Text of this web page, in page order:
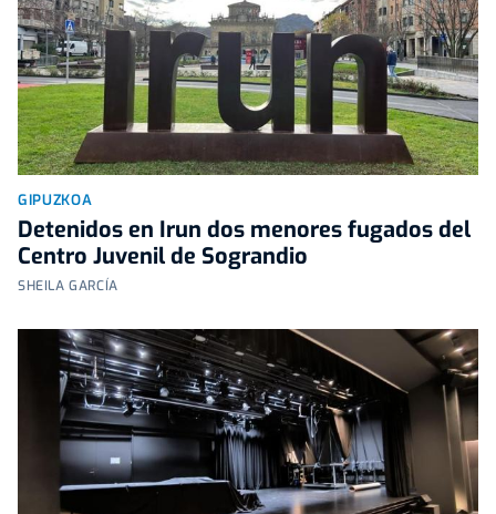
GIPUZKOA
Detenidos en Irun dos menores fugados del
Centro Juvenil de Sograndio
SHEILA GARCÍA